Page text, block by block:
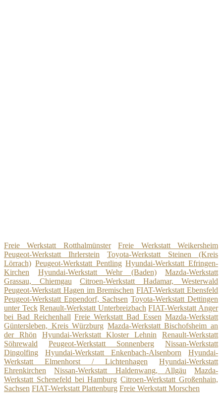
Freie Werkstatt Rotthalmünster
Freie Werkstatt Weikersheim
Peugeot-Werkstatt Ihrlerstein
Toyota-Werkstatt Steinen (Kreis
Lörrach) Peugeot-Werkstatt Pentling Hyundai-Werkstatt Efringen-
Kirchen
Hyundai-Werkstatt Wehr (Baden)
Mazda-Werkstatt
Grassau, Chiemgau
Citroen-Werkstatt Hadamar, Westerwald
Peugeot-Werkstatt Hagen im Bremischen FIAT-Werkstatt Ebensfeld
Peugeot-Werkstatt Eppendorf, Sachsen Toyota-Werkstatt Dettingen
unter Teck Renault-Werkstatt Unterbreizbach FIAT-Werkstatt Anger
bei Bad Reichenhall Freie Werkstatt Bad Essen Mazda-Werkstatt
Güntersleben, Kreis Würzburg Mazda-Werkstatt Bischofsheim an
der Rhön
Hyundai-Werkstatt Kloster Lehnin
Renault-Werkstatt
Söhrewald
Peugeot-Werkstatt Sonnenberg
Nissan-Werkstatt
Dingolfing
Hyundai-Werkstatt Enkenbach-Alsenborn
Hyundai-
Werkstatt Elmenhorst / Lichtenhagen
Hyundai-Werkstatt
Ehrenkirchen
Nissan-Werkstatt Haldenwang, Allgäu
Mazda-
Werkstatt Schenefeld bei Hamburg Citroen-Werkstatt Großenhain,
Sachsen FIAT-Werkstatt Plattenburg Freie Werkstatt Morschen